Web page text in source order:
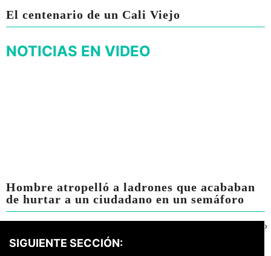
El centenario de un Cali Viejo
NOTICIAS EN VIDEO
Hombre atropelló a ladrones que acababan
de hurtar a un ciudadano en un semáforo
SIGUIENTE SECCIÓN:
›